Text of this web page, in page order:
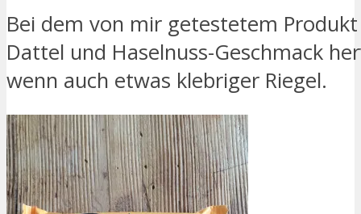
Bei dem von mir getestetem
Dattel und Haselnuss-Geschmack
wenn auch etwas klebriger Riegel.